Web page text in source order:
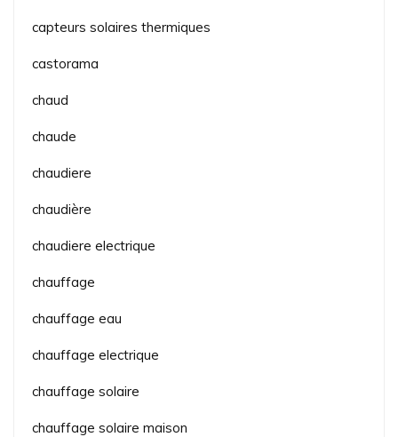
capteurs solaires thermiques
castorama
chaud
chaude
chaudiere
chaudière
chaudiere electrique
chauffage
chauffage eau
chauffage electrique
chauffage solaire
chauffage solaire maison